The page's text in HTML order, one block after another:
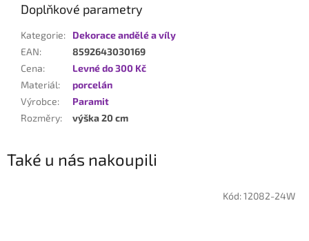
Doplňkové parametry
Kategorie:
Dekorace andělé a víly
EAN:
8592643030169
Cena:
Levné do 300 Kč
Materiál:
porcelán
Výrobce:
Paramit
Rozměry: výška 20 cm
Také u nás nakoupili
Kód:12082-24W